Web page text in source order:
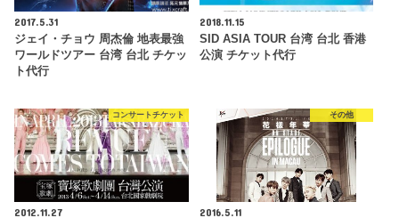
2017.5.31
ジェイ・チョウ 周杰倫 地表最強
ワールドツアー 台湾 台北 チケッ
ト代行
2018.11.15
SID ASIA TOUR 台湾 台北 香港
公演 チケット代行
コンサートチケット
2012.11.27
その他
2016.5.11